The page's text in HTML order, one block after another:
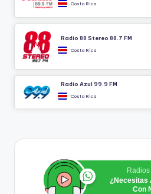
Costa Rica
Radio 88 Stereo 88.7 FM
Costa Rica
Radio Azul 99.9 FM
Costa Rica
Radios
¿Necesitas
Con